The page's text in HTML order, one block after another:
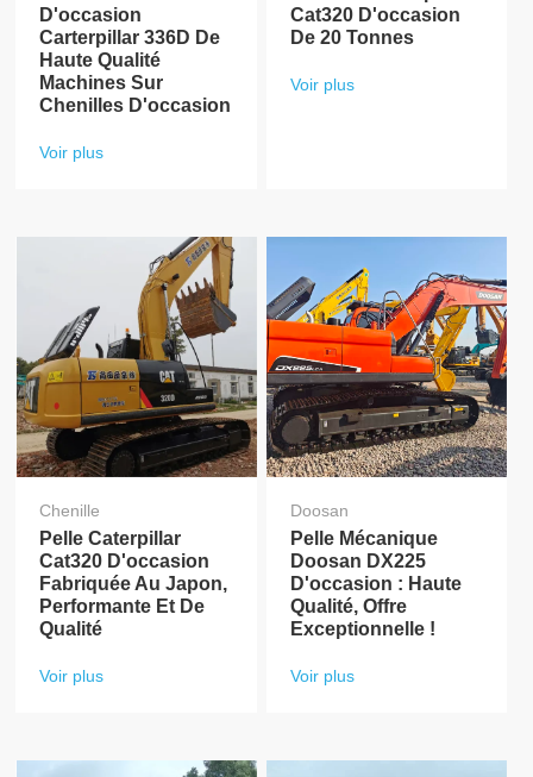
D'occasion
Carterpillar 336D De
Haute Qualité
Machines Sur
Chenilles D'occasion
Voir plus
Cat320 D'occasion
De 20 Tonnes
Voir plus
Chenille
Pelle Caterpillar
Cat320 D'occasion
Fabriquée Au Japon,
Performante Et De
Qualité
Voir plus
Doosan
Pelle Mécanique
Doosan DX225
D'occasion : Haute
Qualité, Offre
Exceptionnelle !
Voir plus